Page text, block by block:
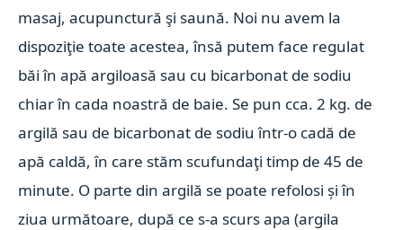
masaj, acupunctură şi saună. Noi nu avem la
dispoziţie toate acestea, însă putem face regulat
băi în apă argiloasă sau cu bicarbonat de sodiu
chiar în cada noastră de baie. Se pun cca. 2 kg. de
argilă sau de bicarbonat de sodiu într-o cadă de
apă caldă, în care stăm scufundaţi timp de 45 de
minute. O parte din argilă se poate refolosi și în
ziua următoare, după ce s-a scurs apa (argila